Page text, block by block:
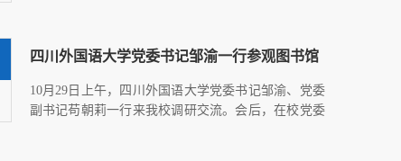
四川外国语大学党委书记邹渝一行参观图书馆
​10月29日上午，四川外国语大学党委书记邹渝、党委
副书记苟朝莉一行来我校调研交流。会后，在校党委